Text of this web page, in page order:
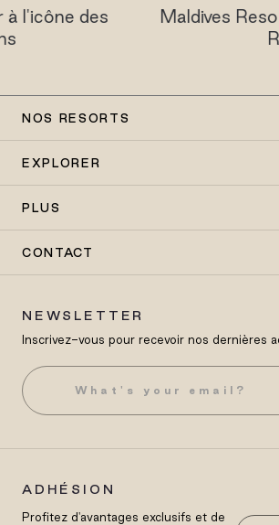
Maldives Resort Guide:
NOS RESORTS
EXPLORER
PLUS
CONTACT
NEWSLETTER
Inscrivez-vous pour recevoir nos dernières
ADHÉSION
Profitez d'avantages exclusifs et de